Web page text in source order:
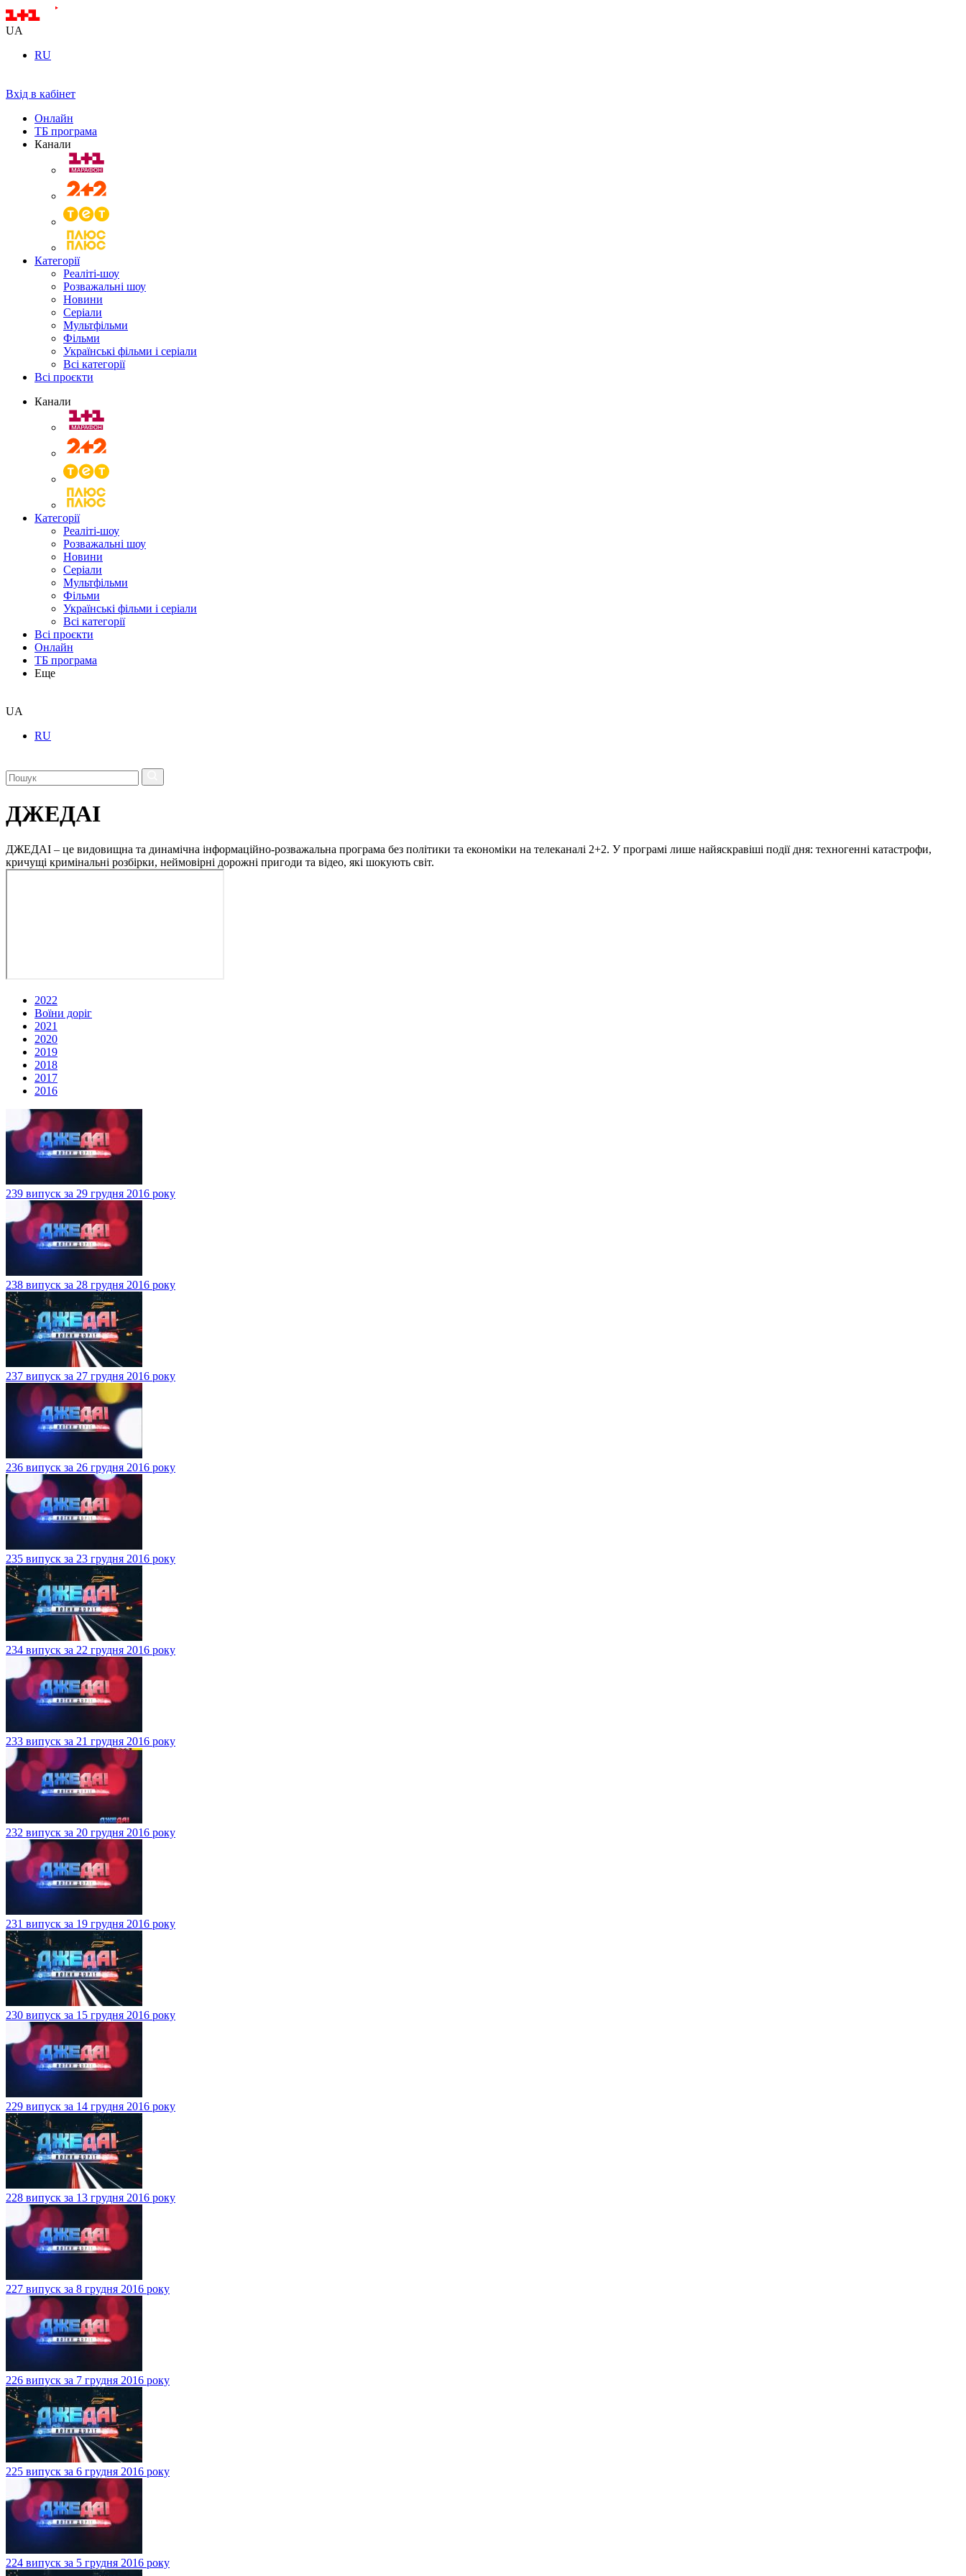
UA
RU
Вхід в кабінет
Онлайн
ТБ програма
Канали
Категорії
Реаліті-шоу
Розважальні шоу
Новини
Серіали
Мультфільми
Фільми
Українські фільми і серіали
Всі категорії
Всі проєкти
Канали
Категорії
Реаліті-шоу
Розважальні шоу
Новини
Серіали
Мультфільми
Фільми
Українські фільми і серіали
Всі категорії
Всі проєкти
Онлайн
ТБ програма
Еще
UA
RU
ДЖЕДАІ
ДЖЕДАІ – це видовищна та динамічна інформаційно-розважальна програма без політики та економіки на телеканалі 2+2. У програмі лише найяскравіші події дня: техногенні катастрофи,
кричущі кримінальні розбірки, неймовірні дорожні пригоди та відео, які шокують світ.
2022
Воїни доріг
2021
2020
2019
2018
2017
2016
239 випуск за 29 грудня 2016 року
238 випуск за 28 грудня 2016 року
237 випуск за 27 грудня 2016 року
236 випуск за 26 грудня 2016 року
235 випуск за 23 грудня 2016 року
234 випуск за 22 грудня 2016 року
233 випуск за 21 грудня 2016 року
232 випуск за 20 грудня 2016 року
231 випуск за 19 грудня 2016 року
230 випуск за 15 грудня 2016 року
229 випуск за 14 грудня 2016 року
228 випуск за 13 грудня 2016 року
227 випуск за 8 грудня 2016 року
226 випуск за 7 грудня 2016 року
225 випуск за 6 грудня 2016 року
224 випуск за 5 грудня 2016 року